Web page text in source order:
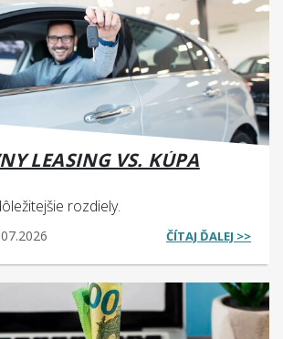
LEASING VS. KÚPA
rozdiely.
ČÍTAJ ĎALEJ >>